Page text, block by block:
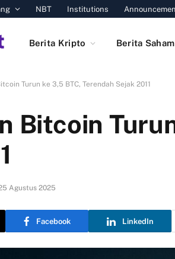
NBT Institutions
Berita Kripto Berita
Turun ke 3,5 BTC, Terendah Sejak 2011
Bitcoin
Agustus 2025
Facebook LinkedIn